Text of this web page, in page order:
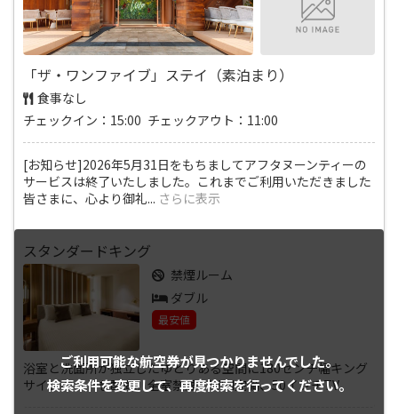
「ザ・ワンファイブ」ステイ（素泊まり）
食事なし
チェックイン：15:00 チェックアウト：11:00
[お知らせ]2026年5月31日をもちましてアフタヌーンティーの
サービスは終了いたしました。これまでご利用いただきました
皆さまに、心より御礼... さらに表示
ご利用可能な航空券が見つかりませんでした。
検索条件を変更して、再度検索を行ってください。
スタンダードキング
禁煙ルーム
ダブル
最安値
浴室と洗面所が独立したゆとりある空間に180センチ幅キング
サイズベッドを配置。全室禁煙、WIFI完備、50インチTV